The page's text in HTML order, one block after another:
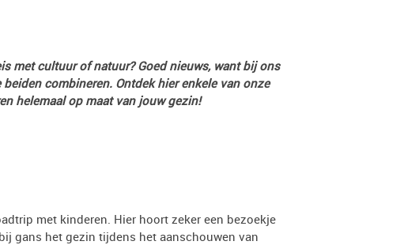
met cultuur of natuur? Goed nieuws, want bij ons
combineren. Ontdek hier enkele van onze
helemaal op maat van jouw gezin!
met kinderen. Hier hoort zeker een bezoekje
gans het gezin tijdens het aanschouwen van